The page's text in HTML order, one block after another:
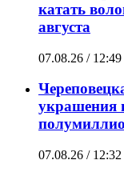
катать
августа
07.08.26 / 12:49
украшения
07.08.26 / 12:32